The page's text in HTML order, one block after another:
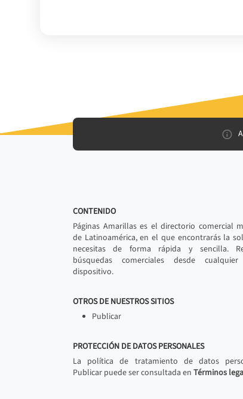
CONTENIDO
Páginas Amarillas es el directorio comercial
de Latinoamérica, en el que encontrarás la
necesitas de forma rápida y sencilla.
búsquedas comerciales desde
dispositivo.
OTROS DE NUESTROS SITIOS
Publicar
PROTECCIÓN DE DATOS PERSONALES
La política de tratamiento de datos
Publicar puede ser consultada en Términos